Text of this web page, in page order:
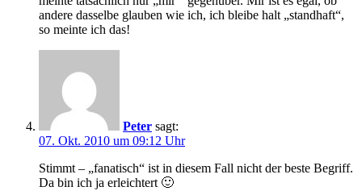
andere dasselbe glauben wie ich, ich bleibe halt „standhaft“,
so meinte ich das!
Peter sagt:
07. Okt. 2010 um 09:12 Uhr
Stimmt – „fanatisch“ ist in diesem Fall nicht der beste Begriff.
Da bin ich ja erleichtert 🙂